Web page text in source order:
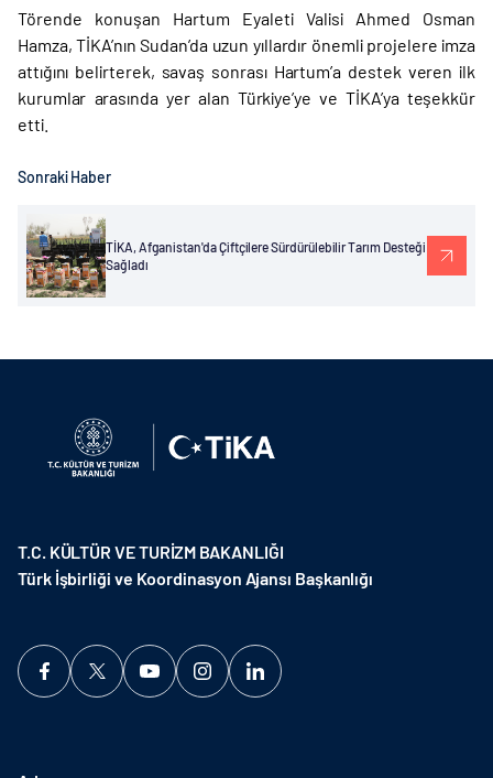
Törende konuşan Hartum Eyaleti Valisi Ahmed Osman
Hamza, TİKA’nın Sudan’da uzun yıllardır önemli projelere imza
attığını belirterek, savaş sonrası Hartum’a destek veren ilk
kurumlar arasında yer alan Türkiye’ye ve TİKA’ya teşekkür
etti.
Sonraki Haber
TİKA, Afganistan'da Çiftçilere Sürdürülebilir Tarım Desteği
Sağladı
T.C. KÜLTÜR VE TURİZM BAKANLIĞI
Türk İşbirliği ve Koordinasyon Ajansı Başkanlığı